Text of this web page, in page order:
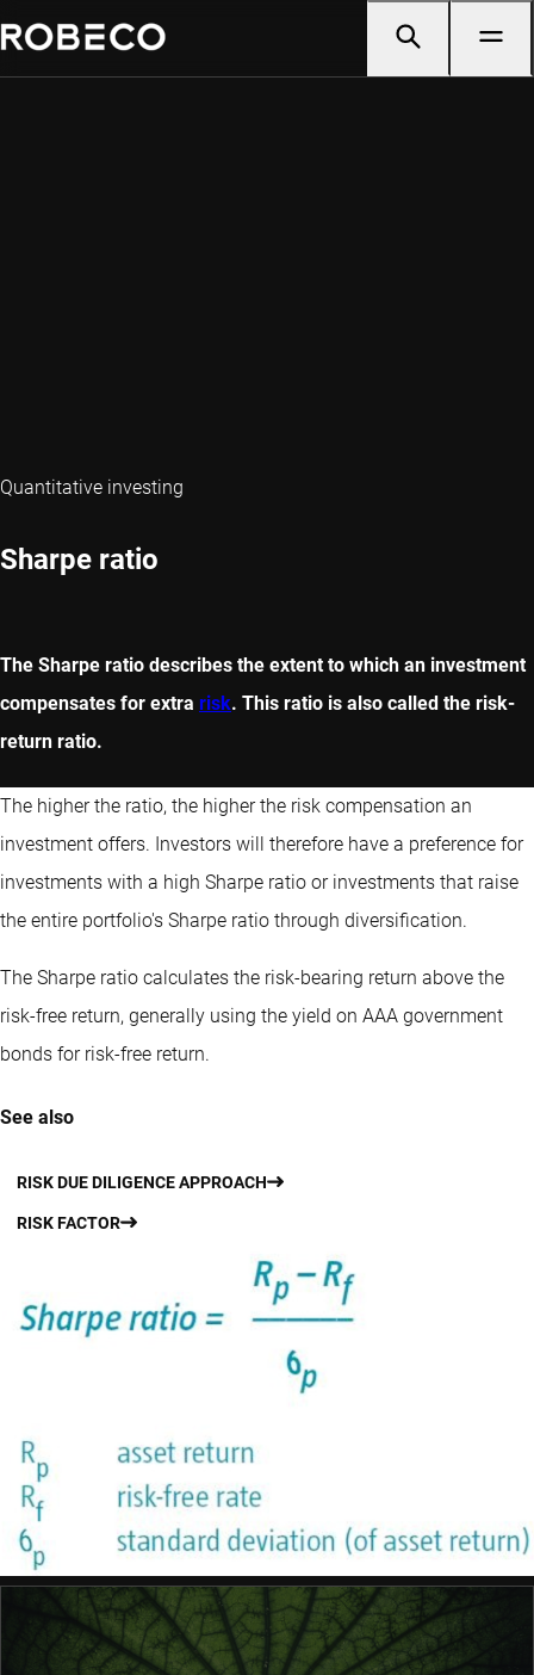
Quantitative investing
Sharpe ratio
The Sharpe ratio describes the extent to which an investment
compensates for extra risk. This ratio is also called the risk-
return ratio.
The higher the ratio, the higher the risk compensation an
investment offers. Investors will therefore have a preference for
investments with a high Sharpe ratio or investments that raise
the entire portfolio's Sharpe ratio through diversification.
The Sharpe ratio calculates the risk-bearing return above the
risk-free return, generally using the yield on AAA government
bonds for risk-free return.
See also
RISK DUE DILIGENCE APPROACH
RISK FACTOR